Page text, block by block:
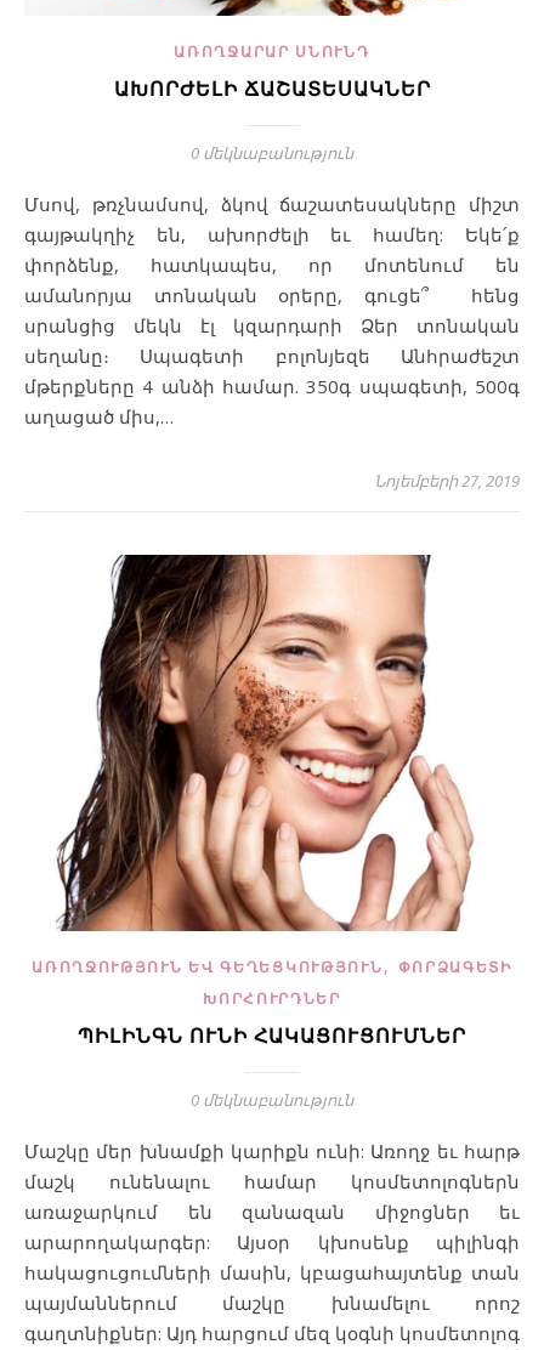
ԱՌՈՂՋԱՐԱՐ ՍՆՈՒՆԴ
ԱԽՈՐԺԵԼԻ ՃԱՇԱՏԵՍԱԿՆԵՐ
0 մեկնաբանություն
Մսով, թռչնամսով, ձկով ճաշատեսակները միշտ
գայթակղիչ են, ախորժելի եւ համեղ: Եկե՛ք
փորձենք, հատկապես, որ մոտենում են
ամանորյա տոնական օրերը, գուցե՞ հենց
սրանցից մեկն էլ կզարդարի Ձեր տոնական
սեղանը։ Սպագետի բոլոնյեզե Անհրաժեշտ
մթերքները 4 անձի համար. 350գ սպագետի, 500գ
աղացած միս,…
Նոյեմբերի 27, 2019
ԱՌՈՂՋՈՒԹՅՈՒՆ ԵՎ ԳԵՂԵՑԿՈՒԹՅՈՒՆ, ՓՈՐՁԱԳԵՏԻ
ԽՈՐՀՈՒՐԴՆԵՐ
ՊԻԼԻՆԳՆ ՈՒՆԻ ՀԱԿԱՑՈՒՑՈՒՄՆԵՐ
0 մեկնաբանություն
Մաշկը մեր խնամքի կարիքն ունի: Առողջ եւ հարթ
մաշկ ունենալու համար կոսմետոլոգներն
առաջարկում են զանազան միջոցներ եւ
արարողակարգեր: Այսօր կխոսենք պիլինգի
հակացուցումների մասին, կբացահայտենք տան
պայմաններում մաշկը խնամելու որոշ
գաղտնիքներ: Այդ հարցում մեզ կօգնի կոսմետոլոգ